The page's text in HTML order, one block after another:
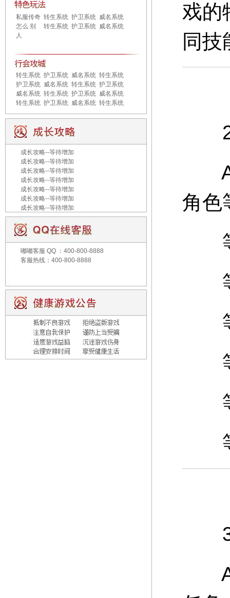
私服传奇
怎么 别
人
转生系统 护卫系统 威名系统
转生系统 护卫系统 威名系统
转生系统 护卫系统 威名系统 转生系统
护卫系统 威名系统 转生系统 护卫系统
威名系统 转生系统 护卫系统 威名系统
转生系统 护卫系统 威名系统 转生系统
成长攻略--等待增加
成长攻略--等待增加
成长攻略--等待增加
成长攻略--等待增加
成长攻略--等待增加
成长攻略--等待增加
成长攻略--等待增加
嘟嘟客服 QQ ：400-800-8888
客服热线：400-800-8888
戏的
同技
2
A
角色
等
等
等
等
等
等
3
A